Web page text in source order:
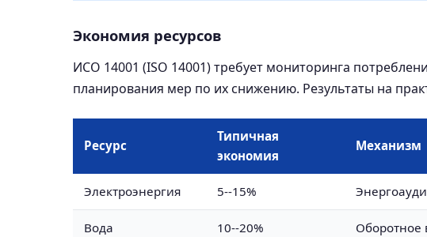
Экономия ресурсов
ИСО 14001 (ISO 14001) требует мониторинга
планирования мер по их снижению. Результаты на
Ресурс
Типичная
экономия
Механизм
Электроэнергия 5--15%
Вода 10--20% Оборотное